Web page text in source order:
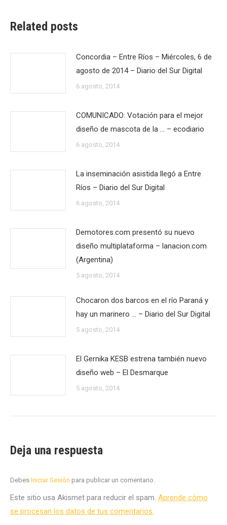
Related posts
Concordia – Entre Ríos – Miércoles, 6 de
agosto de 2014 – Diario del Sur Digital
6 agosto, 2014
COMUNICADO: Votación para el mejor
diseño de mascota de la … – ecodiario
6 agosto, 2014
La inseminación asistida llegó a Entre
Ríos – Diario del Sur Digital
6 agosto, 2014
Demotores.com presentó su nuevo
diseño multiplataforma – lanacion.com
(Argentina)
5 agosto, 2014
Chocaron dos barcos en el río Paraná y
hay un marinero … – Diario del Sur Digital
5 agosto, 2014
El Gernika KESB estrena también nuevo
diseño web – El Desmarque
5 agosto, 2014
Deja una respuesta
Debes Iniciar Sesión para publicar un comentario.
Este sitio usa Akismet para reducir el spam. Aprende cómo
se procesan los datos de tus comentarios.